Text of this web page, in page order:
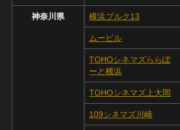
神奈川県 横浜ブルク13
ムービル
TOHOシネマズららぽ
ーと横浜
TOHOシネマズ上大岡
109シネマズ川崎